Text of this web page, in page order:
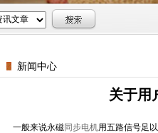
新闻中心
关于用
一般来说永磁同步电机用五路信号足